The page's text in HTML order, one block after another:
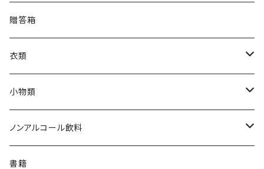
贈答箱
衣類
Tシャツ
ジャンパー
帽子・ニット帽
小物類
枡
絵馬
ノンアルコール飲料
水
書籍